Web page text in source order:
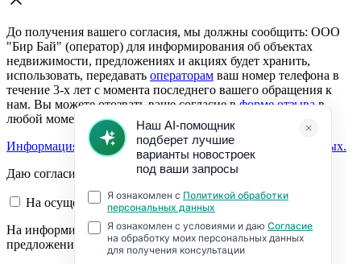
До получения вашего согласия, мы должны сообщить: ООО
"Бир Бай" (оператор) для информирования об объектах
недвижимости, предложениях и акциях будет хранить,
использовать, передавать операторам ваш номер телефона в
течение 3-х лет с момента последнего вашего обращения к
нам. Вы можете отозвать ваше согласие вформе отзывав
любой момент.
Информация о согласии на обработку персональных данных.
Даю согласие:
На осуществление обратной связи
На информирование об объектах недвижимости,
предложениях и акциях